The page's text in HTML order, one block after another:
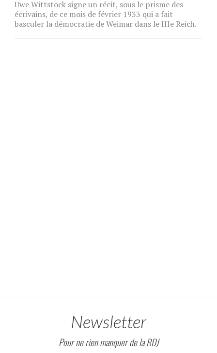
Uwe Wittstock signe un récit, sous le prisme des
écrivains, de ce mois de février 1933 qui a fait
basculer la démocratie de Weimar dans le IIIe Reich.
Newsletter
Pour ne rien manquer de la RDJ